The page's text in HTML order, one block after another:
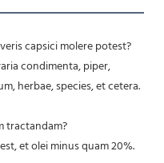
capsici molere potest?
herbae, species, et cetera.
tractandam?
et olei minus quam 20%.